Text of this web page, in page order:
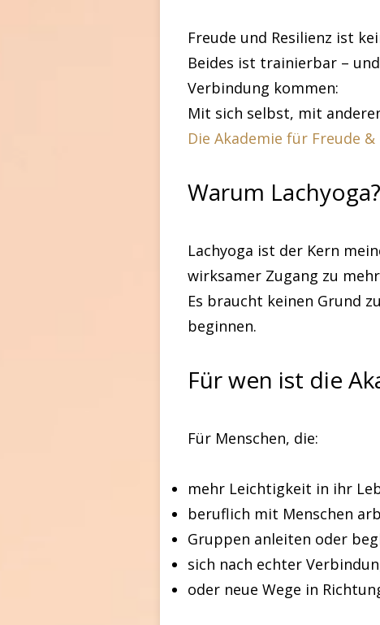
Freude und Resilienz ist
Beides ist trainierbar –
Verbindung kommen:
Mit sich selbst, mit
Die Akademie für Freude &
Warum Lachyoga?
Lachyoga ist der Kern
wirksamer Zugang zu
Es braucht keinen Grund
beginnen.
Für wen ist die
Für Menschen, die:
mehr Leichtigkeit in ihr
beruflich mit Menschen
Gruppen anleiten oder
sich nach echter
oder neue Wege in